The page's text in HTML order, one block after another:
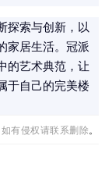
探索与创新，以
家居生活。冠派
的艺术典范，让
于自己的完美楼
有侵权请联系删除。